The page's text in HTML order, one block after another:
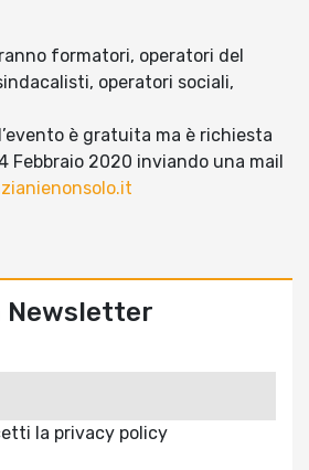
formatori, operatori del
operatori sociali,
è gratuita ma è richiesta
Febbraio 2020 inviando una mail
la privacy policy